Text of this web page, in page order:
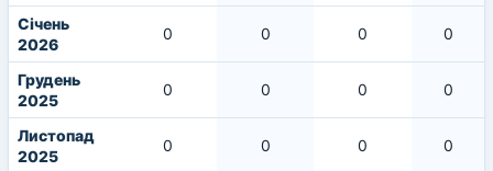
Січень
2026
0 0 0 0
Грудень
2025
0 0 0 0
Листопад
2025
0 0 0 0